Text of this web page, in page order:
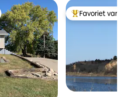
Topfavoriet van
Favoriet van